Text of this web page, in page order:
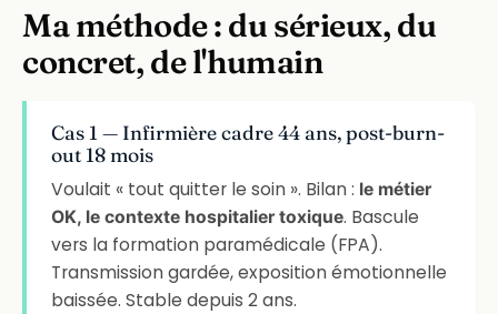
Ma méthode : du sérieux, du
concret, de l'humain
Cas 1 — Infirmière cadre 44 ans, post-burn-
out 18 mois
Voulait « tout quitter le soin ». Bilan : le métier
OK, le contexte hospitalier toxique. Bascule
vers la formation paramédicale (FPA).
Transmission gardée, exposition émotionnelle
baissée. Stable depuis 2 ans.